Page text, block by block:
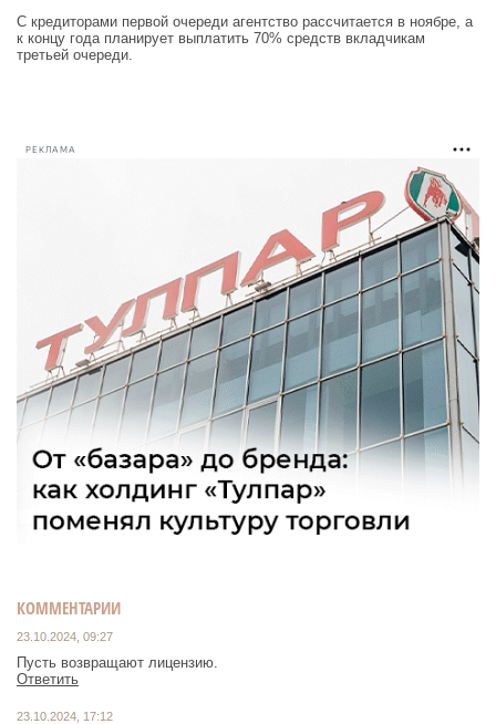
С кредиторами первой очереди агентство рассчитается в ноябре, а
к концу года планирует выплатить 70% средств вкладчикам
третьей очереди.
РЕКЛАМА
КОММЕНТАРИИ
23.10.2024, 09:27
Пусть возвращают лицензию.
Ответить
23.10.2024, 17:12